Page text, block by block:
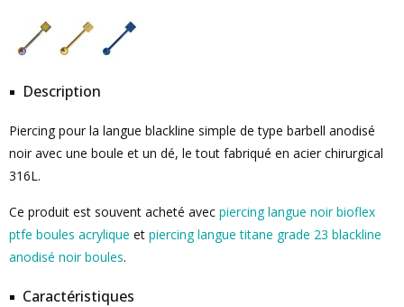
Description
Piercing pour la langue blackline simple de type barbell anodisé
noir avec une boule et un dé, le tout fabriqué en acier chirurgical
316L.
Ce produit est souvent acheté avec piercing langue noir bioflex
ptfe boules acrylique et piercing langue titane grade 23 blackline
anodisé noir boules.
Caractéristiques